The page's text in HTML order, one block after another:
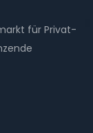
für Privat-